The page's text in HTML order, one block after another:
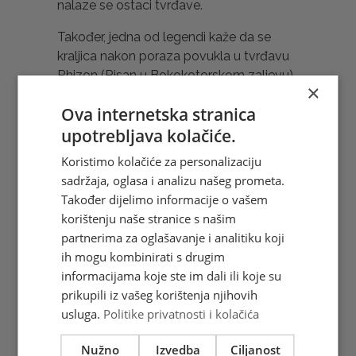
nalaze se ostaci tvrđave.
Također, jedna od legendi kaže da se
kraljica nakon poraza povukla u tvrđavu
Rhizon (Risan u Bokokotorskom zaljevu).
pasti u njihove ruke, izabrala je smrt
skokom sa stijene iznad Risna. Iz pećine
koje se javlja samo dva puta godišnje, i
koje je po predaji nastalo od Teutinih
suza koje je isplakala gledajući kako
Rimljani osvajaju njezino kraljevstvo. U
Risnu rastu nasadi divljeg oleandera, koje
se naziva cvijećem kraljice Teute.
Legenda kaže da su ga u ovaj kraj donijeli
Teutini ratnici koji su štitili tvrđavu. Vrhove
svojih strijela premazivali su otrovnim
sokom oleandera (u narodu zvanog
×
Ova internetska stranica
upotrebljava kolačiće.
Koristimo kolačiće za personalizaciju
sadržaja, oglasa i analizu našeg prometa.
Također dijelimo informacije o vašem
korištenju naše stranice s našim
partnerima za oglašavanje i analitiku koji
ih mogu kombinirati s drugim
informacijama koje ste im dali ili koje su
prikupili iz vašeg korištenja njihovih
usluga. Politike privatnosti i kolačića
Nužno
Izvedba Ciljanost